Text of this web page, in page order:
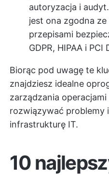
autoryzacja i
jest ona zgodna
przepisami
GDPR, HIPAA i PCI
Biorąc pod uwagę te
znajdziesz idealne
zarządzania
rozwiązywać problemy
infrastrukturę IT.
10